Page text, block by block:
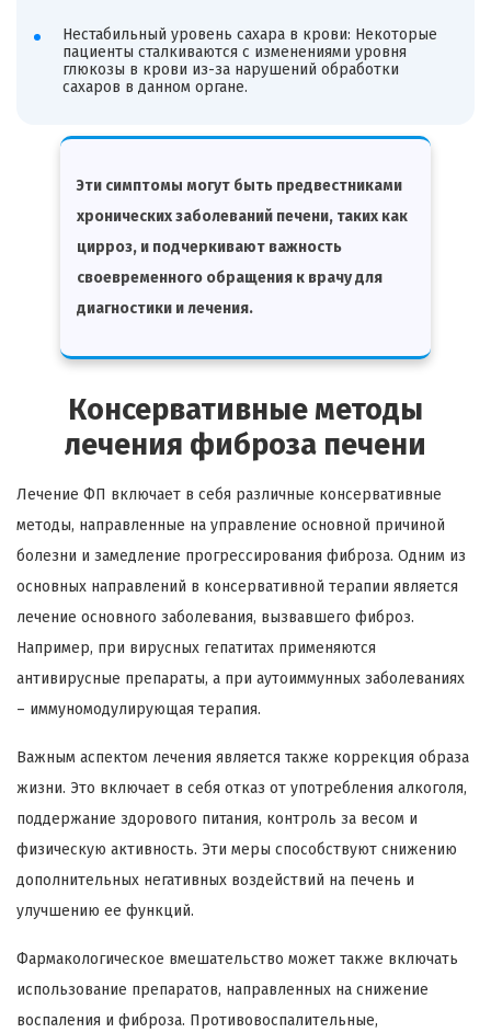
Нестабильный уровень сахара в крови: Некоторые
пациенты сталкиваются с изменениями уровня
глюкозы в крови из-за нарушений обработки
сахаров в данном органе.
Эти симптомы могут быть предвестниками
хронических заболеваний печени, таких как
цирроз, и подчеркивают важность
своевременного обращения к врачу для
диагностики и лечения.
Консервативные методы
лечения фиброза печени
Лечение ФП включает в себя различные консервативные
методы, направленные на управление основной причиной
болезни и замедление прогрессирования фиброза. Одним из
основных направлений в консервативной терапии является
лечение основного заболевания, вызвавшего фиброз.
Например, при вирусных гепатитах применяются
антивирусные препараты, а при аутоиммунных заболеваниях
– иммуномодулирующая терапия.
Важным аспектом лечения является также коррекция образа
жизни. Это включает в себя отказ от употребления алкоголя,
поддержание здорового питания, контроль за весом и
физическую активность. Эти меры способствуют снижению
дополнительных негативных воздействий на печень и
улучшению ее функций.
Фармакологическое вмешательство может также включать
использование препаратов, направленных на снижение
воспаления и фиброза. Противовоспалительные,